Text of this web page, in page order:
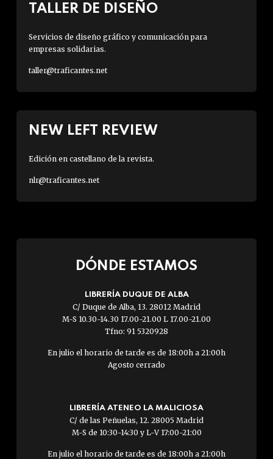
TALLER DE DISEÑO
Servicios de diseño gráfico y comunicación para
empresas solidarias.
taller@traficantes.net
NEW LEFT REVIEW
Edición en castellano de la revista.
nlr@traficantes.net
DÓNDE ESTAMOS
LIBRERÍA DUQUE DE ALBA
C/ Duque de Alba, 13. 28012 Madrid
M-S 10.30-14.30 17.00-21.00 L 17.00-21.00
Tfno: 91 5320928
En julio el horario de tarde es de 18:00h a 21:00h
Agosto cerrado
LIBRERÍA ATENEO LA MALICIOSA
C/ de las Peñuelas, 12. 28005 Madrid
M-S de 10:30-14:30 y L-V 17:00-21:00
En julio el horario de tarde es de 18:00h a 21:00h